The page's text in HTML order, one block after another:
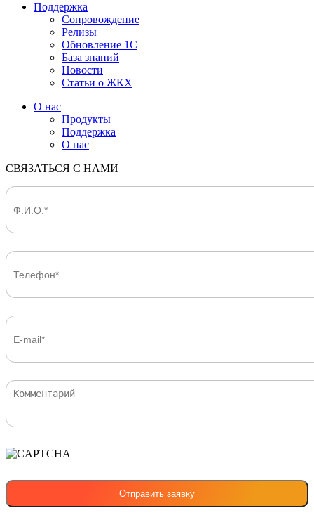
Поддержка
Сопровождение
Релизы
Обновление 1С
База знаний
Новости
Статьи о ЖКХ
О нас
Продукты
Поддержка
О нас
СВЯЗАТЬСЯ С НАМИ